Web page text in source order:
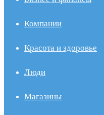
Компании
Красота и здоровье
Люди
Магазины